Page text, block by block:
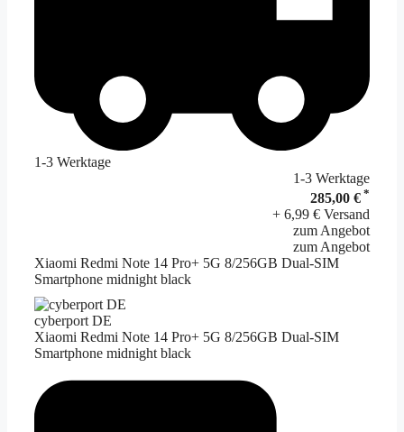
1-3 Werktage
1-3 Werktage
285,00 € *
+ 6,99 € Versand
zum Angebot
zum Angebot
Xiaomi Redmi Note 14 Pro+ 5G 8/256GB Dual-SIM
Smartphone midnight black
cyberport DE
Xiaomi Redmi Note 14 Pro+ 5G 8/256GB Dual-SIM
Smartphone midnight black